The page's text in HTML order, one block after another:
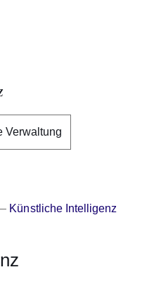
Verwaltung
Künstliche Intelligenz